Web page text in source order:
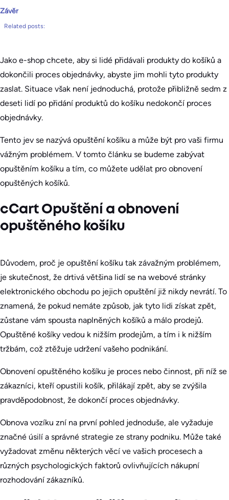
Závěr
Related posts:
Jako e-shop chcete, aby si lidé přidávali produkty do košíků a
dokončili proces objednávky, abyste jim mohli tyto produkty
zaslat. Situace však není jednoduchá, protože přibližně sedm z
deseti lidí po přidání produktů do košíku nedokončí proces
objednávky.
Tento jev se nazývá opuštění košíku a může být pro vaši firmu
vážným problémem. V tomto článku se budeme zabývat
opuštěním košíku a tím, co můžete udělat pro obnovení
opuštěných košíků.
cCart Opuštění a obnovení
opuštěného košíku
Důvodem, proč je opuštění košíku tak závažným problémem,
je skutečnost, že drtivá většina lidí se na webové stránky
elektronického obchodu po jejich opuštění již nikdy nevrátí. To
znamená, že pokud nemáte způsob, jak tyto lidi získat zpět,
zůstane vám spousta naplněných košíků a málo prodejů.
Opuštěné košíky vedou k nižším prodejům, a tím i k nižším
tržbám, což ztěžuje udržení vašeho podnikání.
Obnovení opuštěného košíku je proces nebo činnost, při níž se
zákazníci, kteří opustili košík, přilákají zpět, aby se zvýšila
pravděpodobnost, že dokončí proces objednávky.
Obnova vozíku zní na první pohled jednoduše, ale vyžaduje
značné úsilí a správné strategie ze strany podniku. Může také
vyžadovat změnu některých věcí ve vašich procesech a
různých psychologických faktorů ovlivňujících nákupní
rozhodování zákazníků.